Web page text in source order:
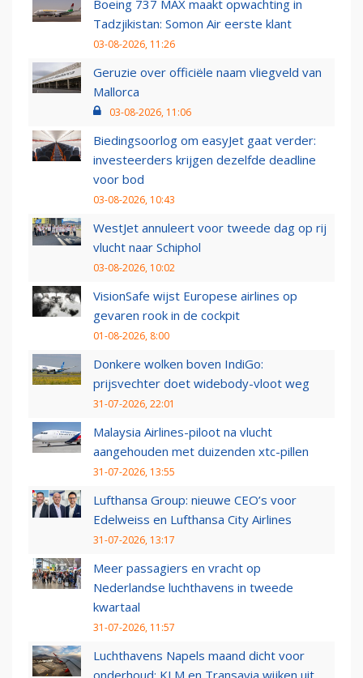
Boeing 737 MAX maakt opwachting in
Tadzjikistan: Somon Air eerste klant
03-08-2026, 11:26
Geruzie over officiële naam vliegveld van
Mallorca
03-08-2026, 11:06
Biedingsoorlog om easyJet gaat verder:
investeerders krijgen dezelfde deadline
voor bod
03-08-2026, 10:43
WestJet annuleert voor tweede dag op rij
vlucht naar Schiphol
03-08-2026, 10:02
VisionSafe wijst Europese airlines op
gevaren rook in de cockpit
01-08-2026, 8:00
Donkere wolken boven IndiGo:
prijsvechter doet widebody-vloot weg
31-07-2026, 22:01
Malaysia Airlines-piloot na vlucht
aangehouden met duizenden xtc-pillen
31-07-2026, 13:55
Lufthansa Group: nieuwe CEO’s voor
Edelweiss en Lufthansa City Airlines
31-07-2026, 13:17
Meer passagiers en vracht op
Nederlandse luchthavens in tweede
kwartaal
31-07-2026, 11:57
Luchthavens Napels maand dicht voor